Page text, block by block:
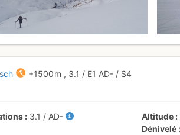
+1500 m , 3.1 / E1 AD- / S4
3.1 / AD- Altitude
Dénivelé